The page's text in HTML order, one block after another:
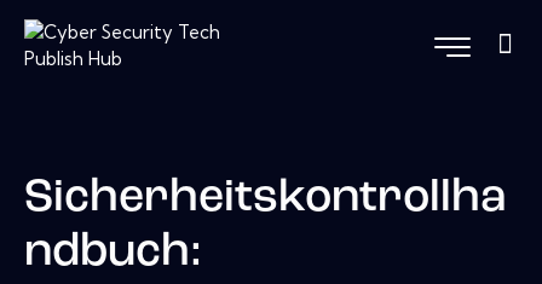
Sicherheitskontrollha
ndbuch: